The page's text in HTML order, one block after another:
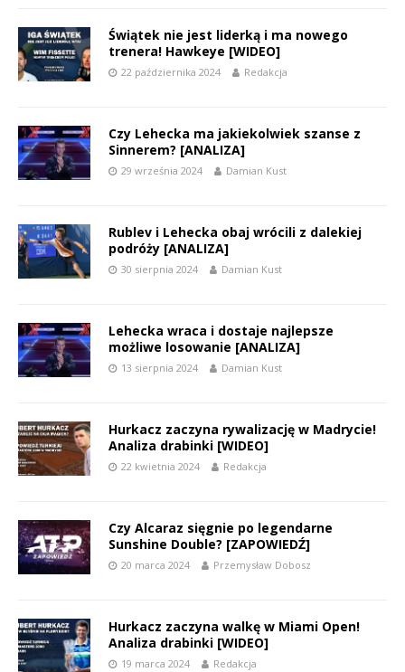
Świątek nie jest liderką i ma nowego
trenera! Hawkeye [WIDEO]
22 października 2024 Redakcja
Czy Lehecka ma jakiekolwiek szanse z
Sinnerem? [ANALIZA]
29 września 2024 Damian Kust
Rublev i Lehecka obaj wrócili z dalekiej
podróży [ANALIZA]
30 sierpnia 2024 Damian Kust
Lehecka wraca i dostaje najlepsze
możliwe losowanie [ANALIZA]
13 sierpnia 2024 Damian Kust
Hurkacz zaczyna rywalizację w Madrycie!
Analiza drabinki [WIDEO]
22 kwietnia 2024 Redakcja
Czy Alcaraz sięgnie po legendarne
Sunshine Double? [ZAPOWIEDŹ]
20 marca 2024 Przemysław Dobosz
Hurkacz zaczyna walkę w Miami Open!
Analiza drabinki [WIDEO]
19 marca 2024 Redakcja